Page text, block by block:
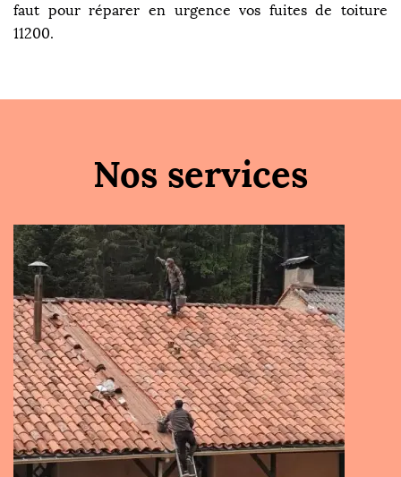
faut pour réparer en urgence vos fuites de toiture
11200.
Nos services